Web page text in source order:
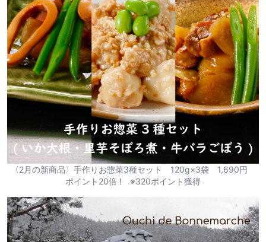
〈2月の新商品〉手作りお惣菜3種セット 120g×3袋 1,690円
ポイント20倍 ! ※320ポイント獲得